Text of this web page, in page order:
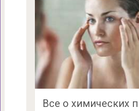
Все о химических